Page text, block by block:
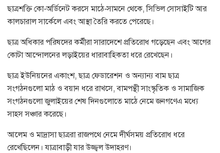
ছাত্রশক্তি কো-অর্ডিনেট করসে মাঠে-সামনে থেকে, সিভিল সোসাইটি আর
কালচারাল সার্কেলে এবং আস্থা তৈরি করতে পেরেছে।
ছাত্র অধিকার পরিষদের কর্মীরা সারাদেশে প্রতিরোধ গড়েছেন এবং আগের
কোটা আন্দোলনের লড়াইয়ের ধারাবাহিকতা ধরে রেখেছেন।
ছাত্র ইউনিয়নের একাংশ, ছাত্র ফেডারেশন ও অন্যান্য বাম ছাত্র
সংগঠনগুলো মাঠ ও বয়ান ধরে রাখসে, বামপন্থী সাংস্কৃতিক ও সামাজিক
সংগঠনগুলো জুলাইয়ের শেষ দিনগুলোতে মাঠে নেমে জনগণেএ মধ্যে
সাহস সঞ্চার করেছে।
আলেম ও মাদ্রাসা ছাত্ররা রাজপথে নেমে দীর্ঘসময় প্রতিরোধ ধরে
রেখেছিলেন। যাত্রাবাড়ী যার উজ্জ্বল উদাহরণ।